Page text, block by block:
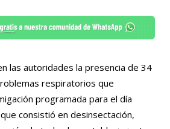
las autoridades la presencia de 34
respiratorios que
programada para el día
consistió en desinsectación,